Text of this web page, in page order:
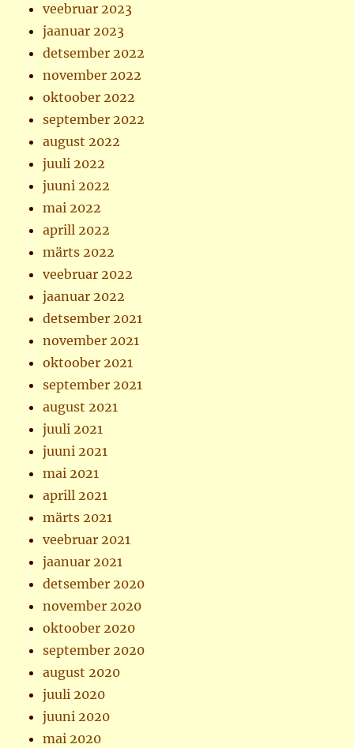
veebruar 2023
jaanuar 2023
detsember 2022
november 2022
oktoober 2022
september 2022
august 2022
juuli 2022
juuni 2022
mai 2022
aprill 2022
märts 2022
veebruar 2022
jaanuar 2022
detsember 2021
november 2021
oktoober 2021
september 2021
august 2021
juuli 2021
juuni 2021
mai 2021
aprill 2021
märts 2021
veebruar 2021
jaanuar 2021
detsember 2020
november 2020
oktoober 2020
september 2020
august 2020
juuli 2020
juuni 2020
mai 2020